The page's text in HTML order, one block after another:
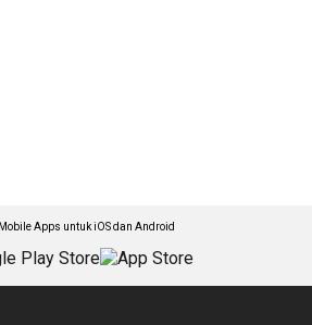
Apps untuk iOS dan Android